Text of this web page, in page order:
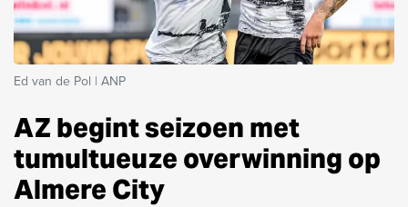
Ed van de Pol | ANP
AZ begint seizoen met
tumultueuze overwinning op
Almere City